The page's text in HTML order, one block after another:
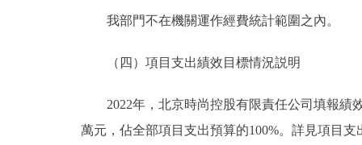
我部門不在機關運作經費統計範圍之內。
（四）項目支出績效目標情況説明
2022年，北京時尚控股有限責任公司填報績效
萬元，佔全部項目支出預算的100%。詳見項目支